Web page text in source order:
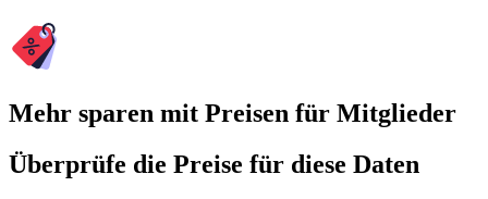
Mehr sparen mit Preisen für Mitglieder
Überprüfe die Preise für diese Daten